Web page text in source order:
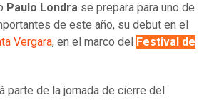
Paulo Londra se prepara para uno de
de este año, su debut en el
Vergara, en el marco del
Festival de
parte de la jornada de cierre del